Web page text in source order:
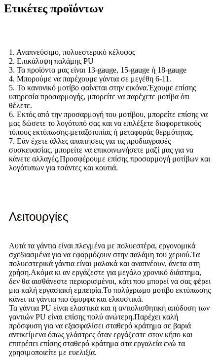
Ετικέτες προϊόντων
1. Αναπνεύσιμο, πολυεστερικό κέλυφος
2. Επικάλυψη παλάμης PU
3. Τα προϊόντα μας είναι 13-gauge, 15-gauge ή 18-gauge
4. Μπορούμε να παρέχουμε γάντια σε μεγέθη 6-11.
5. Το κανονικό μοτίβο φαίνεται στην εικόνα.Έχουμε επίσης
υπηρεσία προσαρμογής, μπορείτε να παρέχετε μοτίβα ότι
θέλετε.
6. Εκτός από την προσαρμογή του μοτίβου, μπορείτε επίσης να
μας δώσετε το λογότυπό σας και να επιλέξετε διαφορετικούς
τύπους εκτύπωσης-μεταξοτυπίας ή μεταφοράς θερμότητας.
7. Εάν έχετε άλλες απαιτήσεις για τις προδιαγραφές
συσκευασίας, μπορείτε να επικοινωνήσετε μαζί μας για να
κάνετε αλλαγές.Προσφέρουμε επίσης προσαρμογή μοτίβων και
λογότυπων για τσάντες και κουτιά.
Λειτουργίες
Αυτά τα γάντια είναι πλεγμένα με πολυεστέρα, εργονομικά
σχεδιασμένα για να εφαρμόζουν στην παλάμη του χεριού.Τα
πολυεστερικά γάντια είναι μαλακά και αναπνέουν, άνετα στη
χρήση.Ακόμα κι αν εργάζεστε για μεγάλο χρονικό διάστημα,
δεν θα αισθάνεστε περιορισμένοι, κάτι που μπορεί να σας φέρει
μια καλή εργασιακή εμπειρία.Το πολύχρωμο μοτίβο εκτύπωσης
κάνει τα γάντια πιο όμορφα και ελκυστικά.
Τα γάντια PU είναι ελαστικά και η αντιολισθητική απόδοση των
γαντιών PU είναι επίσης πολύ ανώτερη.Παρέχει καλή
πρόσφυση για να εξασφαλίσει σταθερό κράτημα σε βαριά
αντικείμενα όπως γλάστρες όταν εργάζεστε στον κήπο και
επιτρέπει επίσης σταθερό κράτημα στα εργαλεία ενώ τα
χρησιμοποιείτε με ευελιξία.